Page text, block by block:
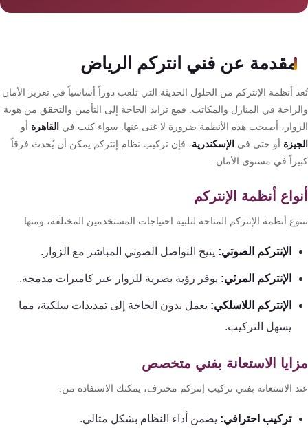
مقدمة عن فني انتركم الرياض
أنظمة الإنتركم من الحلول الحديثة التي تلعب دوراً أساسياً في تعزيز الأمان
في المنازل والمكاتب. فمع تزايد الحاجة إلى التأمين والتحقق من هوية
أصبحت هذه الأنظمة ضرورة لا غنى عنها. سواء كنت فيالقاهرةأو
أو حتى فيالإسكندرية ، فإن تركيب نظام إنتركم يمكن أن يُحدث فرقاً
في مستوى الأمان.
أنظمة الإنتركم
أنظمة الإنتركم المتاحة لتلبية احتياجات المستخدمين المختلفة، ومنها:
الإنتركم الصوتي: يتيح التواصل الصوتي المباشر مع الزوار.
الإنتركم المرئي: يوفر رؤية بصرية للزوار عبر كاميرات مدمجة.
الإنتركم اللاسلكي: يعمل بدون الحاجة إلى تمديدات سلكية، مما
يسهل التركيب.
الاستعانة بفني متخصص
الاستعانة بفني تركيب إنتركم محترف، يمكنك الاستفادة من:
تركيب احترافي: يضمن أداء النظام بشكل مثالي.
ساوند
حلول
أمنية
للشركات
جهاز
الحضور
والانصراف
تقوية
شبكات
والانترنت
انتركم